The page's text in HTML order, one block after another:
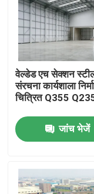
वेल्डेड एच सेक्शन
संरचना कार्यशाला
चित्रित Q355
जांच भेजें